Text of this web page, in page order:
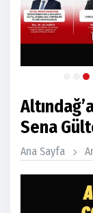
Sena
Ana Sayfa